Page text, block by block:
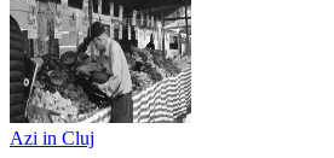
Azi in Cluj